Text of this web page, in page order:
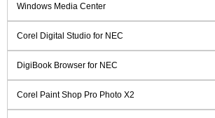
Windows Media Center
Corel Digital Studio for NEC
DigiBook Browser for NEC
Corel Paint Shop Pro Photo X2